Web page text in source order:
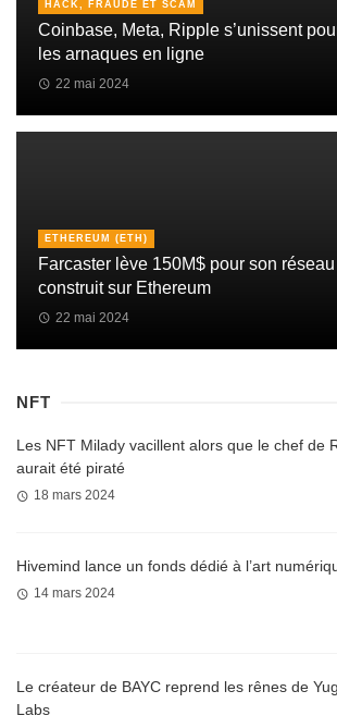
HACK, FRAUDE ET SCAM
Coinbase, Meta, Ripple s’unissent
les arnaques en ligne
22 mai 2024
ETHEREUM (ETH)
Farcaster lève 150M$ pour son réseau
construit sur Ethereum
22 mai 2024
NFT
Les NFT Milady vacillent alors que le chef de
aurait été piraté
18 mars 2024
Hivemind lance un fonds dédié à l’art
14 mars 2024
Le créateur de BAYC reprend les rênes de
Labs